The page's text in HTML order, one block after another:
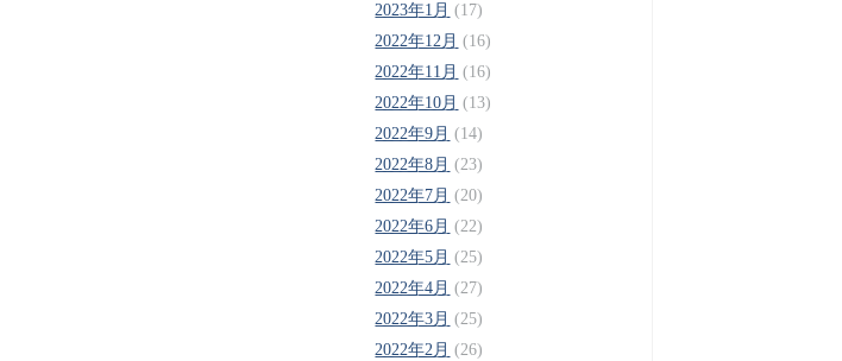
2023年1月 (17)
2022年12月 (16)
2022年11月 (16)
2022年10月 (13)
2022年9月 (14)
2022年8月 (23)
2022年7月 (20)
2022年6月 (22)
2022年5月 (25)
2022年4月 (27)
2022年3月 (25)
2022年2月 (26)